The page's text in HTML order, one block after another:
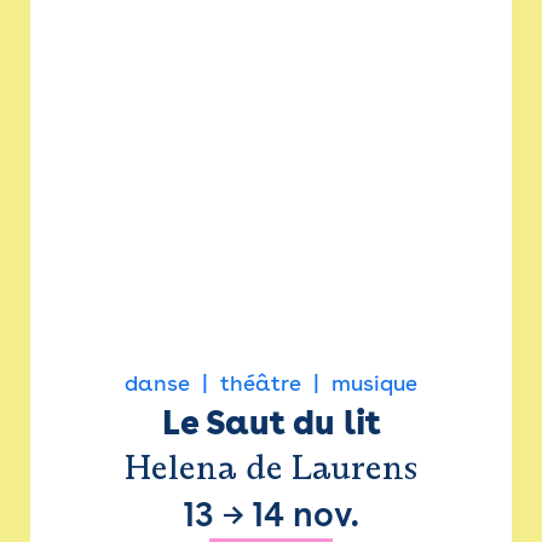
danse théâtre musique
Le Saut du lit
Helena de Laurens
13 → 14 nov.